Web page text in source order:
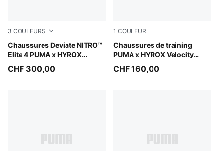
3 COULEURS
Chaussures Deviate NITRO™
Elite 4 PUMA x HYROX
PUMA Black-Vibrant Yellow
CHF 300,00
1 COULEUR
Chaussures de training
PUMA x HYROX Velocity
Intense Mint-Light Lavender
CHF 160,00